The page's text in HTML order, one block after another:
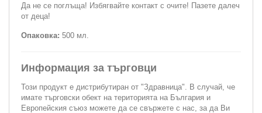
Да не се поглъща! Избягвайте контакт с очите! Пазете далеч
от деца!
Опаковка: 500 мл.
Информация за търговци
Този продукт е дистрибутиран от "Здравница". В случай, че
имате търговски обект на територията на България и
Европейския съюз можете да се свържете с нас, за да Ви